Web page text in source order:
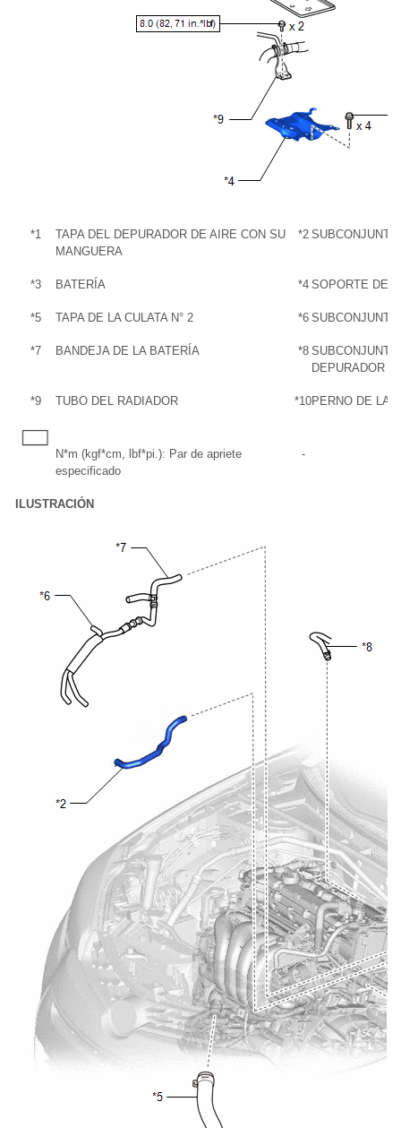
*1
TAPA DEL DEPURADOR DE AIRE CON SU
MANGUERA
*2
*3 BATERÍA *4 SOPORTE DE
*5 TAPA DE LA CULATA N° 2 *6
*7 BANDEJA DE LA BATERÍA *8
DEPURADOR
*9 TUBO DEL RADIADOR *10PERNO DE LA
N*m (kgf*cm, lbf*pi.): Par de apriete
especificado
-
ILUSTRACIÓN